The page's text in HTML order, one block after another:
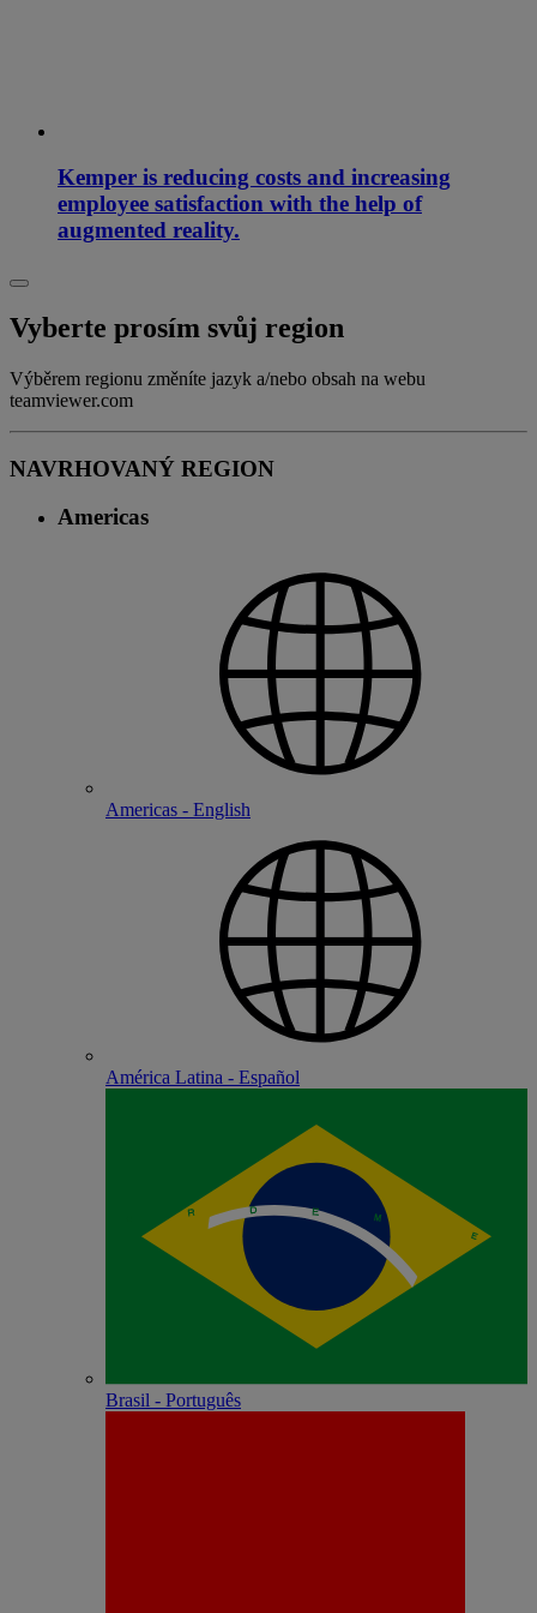
Kemper is reducing costs and increasing
employee satisfaction with the help of
augmented reality.
Vyberte prosím svůj region
Výběrem regionu změníte jazyk a/nebo obsah na webu
teamviewer.com
NAVRHOVANÝ REGION
Americas
Americas - English
América Latina - Español
Brasil - Português